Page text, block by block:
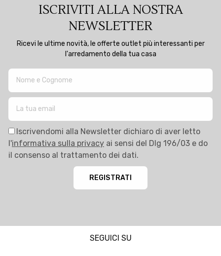
ISCRIVITI ALLA NOSTRA
NEWSLETTER
Ricevi le ultime novità, le offerte outlet più interessanti per
l'arredamento della tua casa
Iscrivendomi alla Newsletter dichiaro di aver letto
l'informativa sulla privacy ai sensi del Dlg 196/03 e do
il consenso al trattamento dei dati.
REGISTRATI
SEGUICI SU